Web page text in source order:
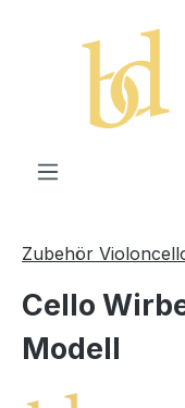
Zubehör
Cello
Modell